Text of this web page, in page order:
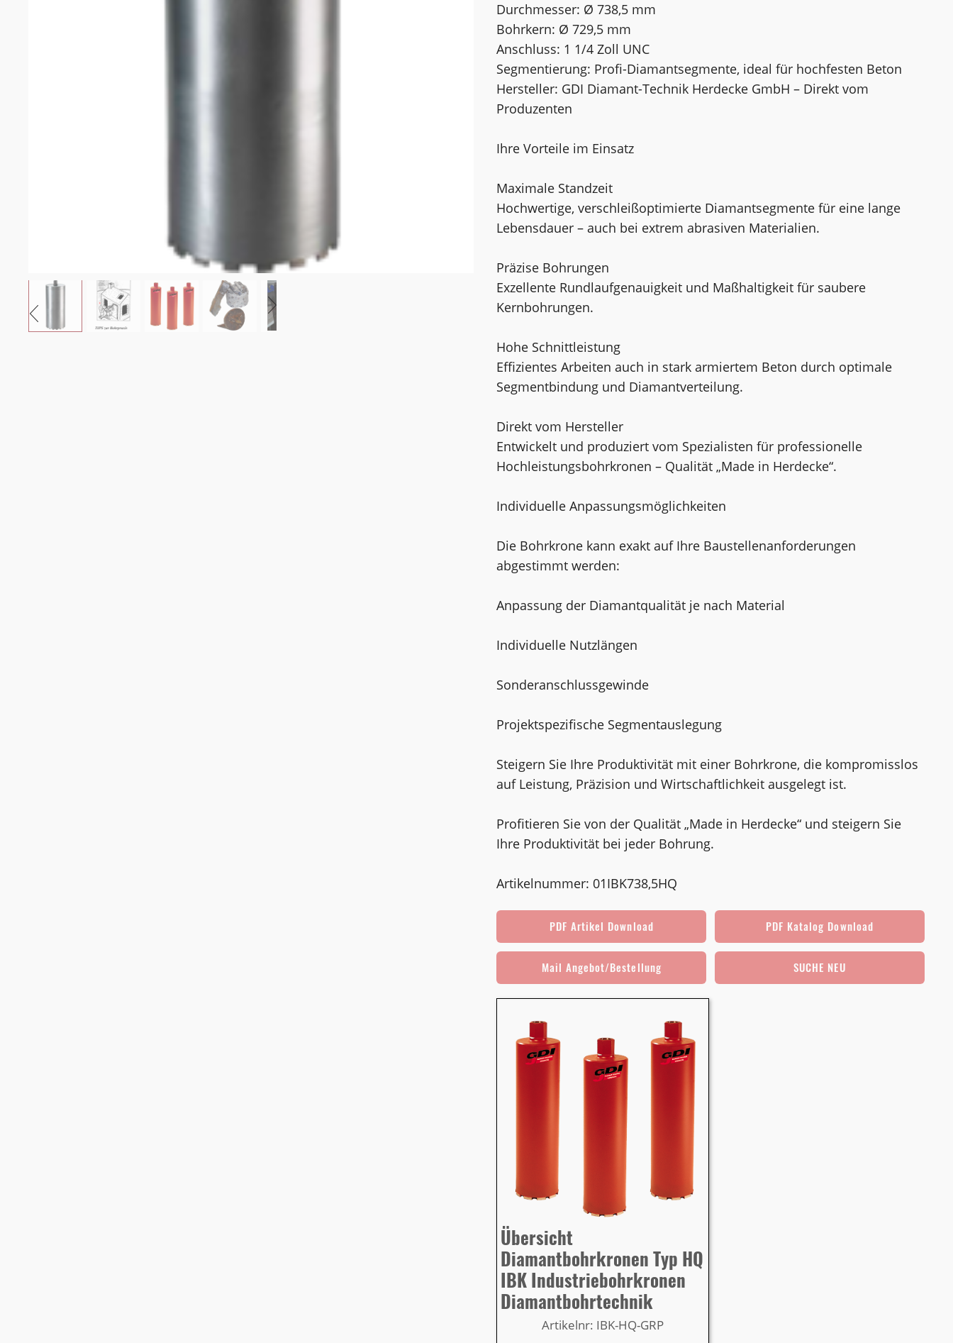
Durchmesser: Ø 738,5 mm
Bohrkern: Ø 729,5 mm
Anschluss: 1 1/4 Zoll UNC
Segmentierung: Profi-Diamantsegmente, ideal für hochfesten Beton
Hersteller: GDI Diamant-Technik Herdecke GmbH – Direkt vom
Produzenten
Ihre Vorteile im Einsatz
Maximale Standzeit
Hochwertige, verschleißoptimierte Diamantsegmente für eine lange
Lebensdauer – auch bei extrem abrasiven Materialien.
Präzise Bohrungen
Exzellente Rundlaufgenauigkeit und Maßhaltigkeit für saubere
Kernbohrungen.
Hohe Schnittleistung
Effizientes Arbeiten auch in stark armiertem Beton durch optimale
Segmentbindung und Diamantverteilung.
Direkt vom Hersteller
Entwickelt und produziert vom Spezialisten für professionelle
Hochleistungsbohrkronen – Qualität „Made in Herdecke“.
Individuelle Anpassungsmöglichkeiten
Die Bohrkrone kann exakt auf Ihre Baustellenanforderungen
abgestimmt werden:
Anpassung der Diamantqualität je nach Material
Individuelle Nutzlängen
Sonderanschlussgewinde
Projektspezifische Segmentauslegung
Steigern Sie Ihre Produktivität mit einer Bohrkrone, die kompromisslos
auf Leistung, Präzision und Wirtschaftlichkeit ausgelegt ist.
Profitieren Sie von der Qualität „Made in Herdecke“ und steigern Sie
Ihre Produktivität bei jeder Bohrung.
Artikelnummer: 01IBK738,5HQ
PDF Artikel Download PDF Katalog Download
Mail Angebot/Bestellung SUCHE NEU
Übersicht
Diamantbohrkronen Typ HQ
IBK Industriebohrkronen
Diamantbohrtechnik
Artikelnr: IBK-HQ-GRP